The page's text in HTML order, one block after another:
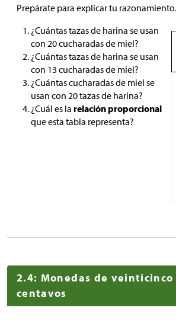
Prepárate para explicar tu razonamiento.
¿Cuántas tazas de harina se usan
con 20 cucharadas de miel?
¿Cuántas tazas de harina se usan
con 13 cucharadas de miel?
¿Cuántas cucharadas de miel se
usan con 20 tazas de harina?
¿Cuál es la relación proporcional
que esta tabla representa?
2.4: Monedas de veinticinco
centavos